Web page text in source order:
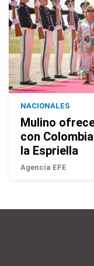
NACIONALES
Mulino
con
la Espriella
Agencia EFE